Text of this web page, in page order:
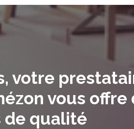
votre
vous offre
de qualité